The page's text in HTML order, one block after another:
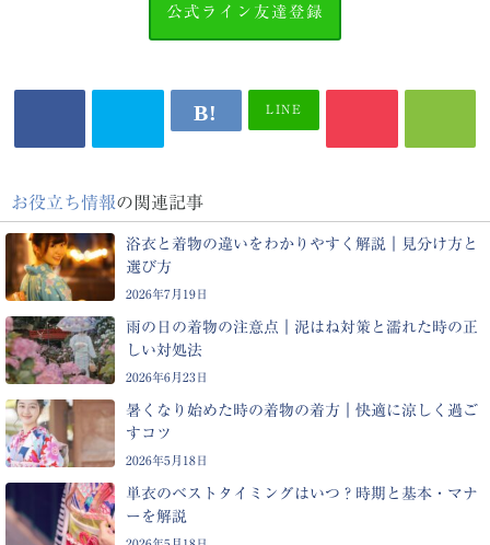
公式ライン友達登録
LINE
お役立ち情報の関連記事
浴衣と着物の違いをわかりやすく解説｜見分け方と
選び方
2026年7月19日
雨の日の着物の注意点｜泥はね対策と濡れた時の正
しい対処法
2026年6月23日
暑くなり始めた時の着物の着方｜快適に涼しく過ご
すコツ
2026年5月18日
単衣のベストタイミングはいつ？時期と基本・マナ
ーを解説